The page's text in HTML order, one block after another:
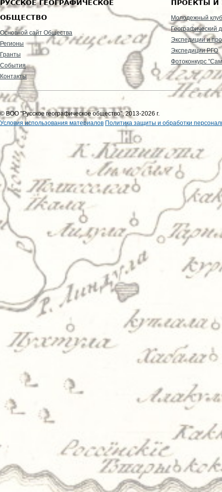
РУССКОЕ ГЕОГРАФИЧЕСКОЕ
ОБЩЕСТВО
Основной сайт Общества
Регионы
Гранты
События
Контакты
ПРОЕКТЫ И
Молодежный клуб
Географический
Экспедиции и
Экспедиции РГО
Фотоконкурс
© ВОО "Русское географическое общество", 2013-2026 г.
Условия использования материалов Политика защиты и обработки